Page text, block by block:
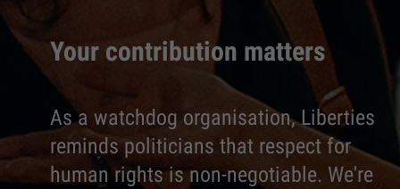
Your contribution matters
As a watchdog organisation, Liberties
reminds politicians that respect for
human rights is non-negotiable. We're